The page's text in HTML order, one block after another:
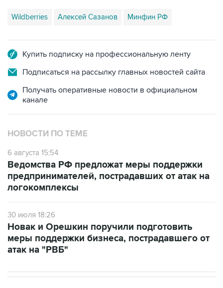
Wildberries Алексей Сазанов Минфин РФ
Купить подписку на профессиональную ленту
Подписаться на рассылку главных новостей сайта
Получать оперативные новости в официальном
канале
НОВОСТИ ПО ТЕМЕ
6 августа 15:54
Ведомства РФ предложат меры поддержки
предпринимателей, пострадавших от атак на
логокомплексы
30 июля 18:26
Новак и Орешкин поручили подготовить
меры поддержки бизнеса, пострадавшего от
атак на "РВБ"